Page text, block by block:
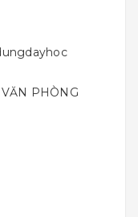
PHÒNG